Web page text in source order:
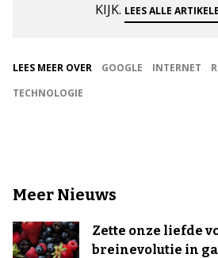
KIJK. LEES ALLE
LEES MEER OVER GOOGLE INTERNET
TECHNOLOGIE
Meer Nieuws
Zette onze liefde
breinevolutie in